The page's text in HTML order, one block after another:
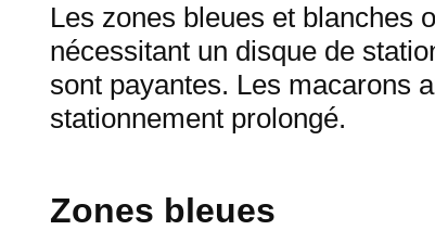
Les zones bleues et blanches
nécessitant un disque de
sont payantes. Les macarons
stationnement prolongé.
Zones bleues